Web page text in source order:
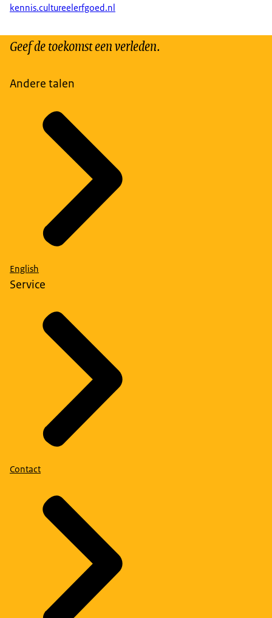
kennis.cultureelerfgoed.nl
Geef de toekomst een verleden.
Andere talen
English
Service
Contact